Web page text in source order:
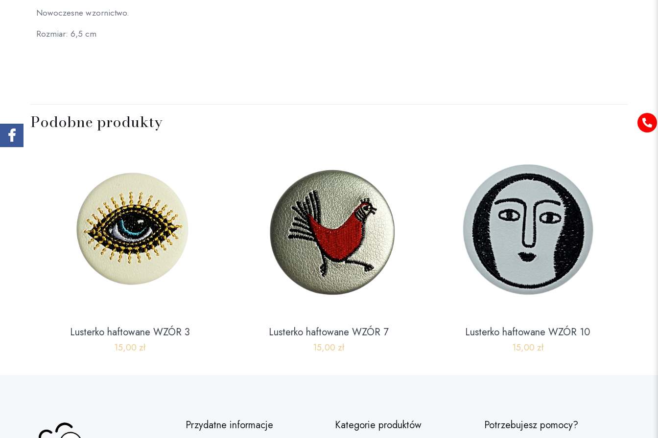
Nowoczesne wzornictwo.
Rozmiar: 6,5 cm
Podobne produkty
Lusterko haftowane WZÓR 3
15,00zł
Lusterko haftowane WZÓR 7
15,00zł
Lusterko haftowane WZÓR 10
15,00 zł
Przydatne informacje Kategorie produktów Potrzebujesz pomocy?